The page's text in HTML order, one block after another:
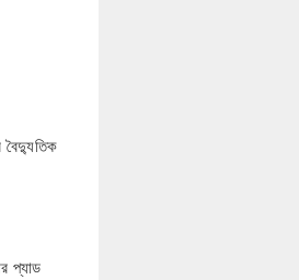
বৈদ্যুতিক
প্যাড